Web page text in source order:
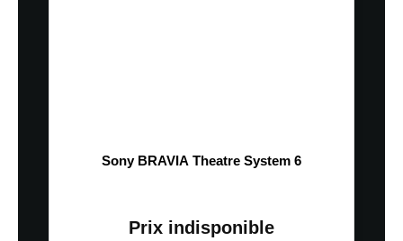
Sony BRAVIA Theatre System 6
Prix indisponible